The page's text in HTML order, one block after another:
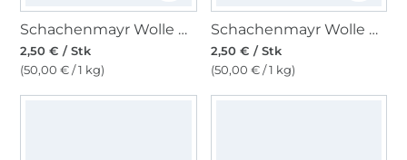
Schachenmayr Wolle Bravo uni 50 g candy
2,50 € / Stk
(50,00 € / 1 kg)
Schachenmayr Wolle Bravo uni 50 g melba
2,50 € / Stk
(50,00 € / 1 kg)